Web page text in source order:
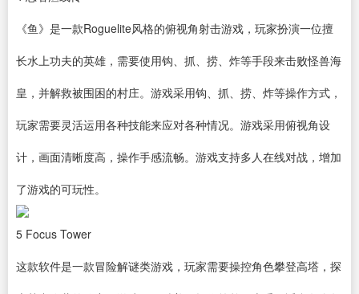
《鱼》是一款Roguelite风格的俯视角射击游戏，玩家扮演一位擅
长水上功夫的英雄，需要使用钩、抓、捞、炸等手段来击败怪兽海
皇，并解救被围困的村庄。游戏采用钩、抓、捞、炸等操作方式，
玩家需要灵活运用各种技能来应对各种情况。游戏采用俯视角设
计，画面清晰度高，操作手感流畅。游戏支持多人在线对战，增加
了游戏的可玩性。
5 Focus Tower
这款软件是一款冒险解谜类游戏，玩家需要操控角色攀登高塔，探